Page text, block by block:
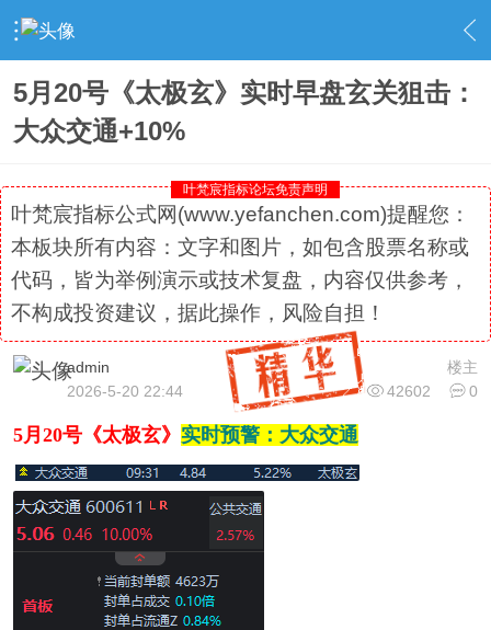
› 社区精选 › 专栏更新 › 内容
5月20号《太极玄》实时早盘玄关狙击：
大众交通+10%
叶梵宸指标论坛免责声明
叶梵宸指标公式网(www.yefanchen.com)提醒您：
本板块所有内容：文字和图片，如包含股票名称或
代码，皆为举例演示或技术复盘，内容仅供参考，
不构成投资建议，据此操作，风险自担！
楼主
admin
42602
0
2026-5-20 22:44
5月20号《太极玄》 实时预警：大众交通